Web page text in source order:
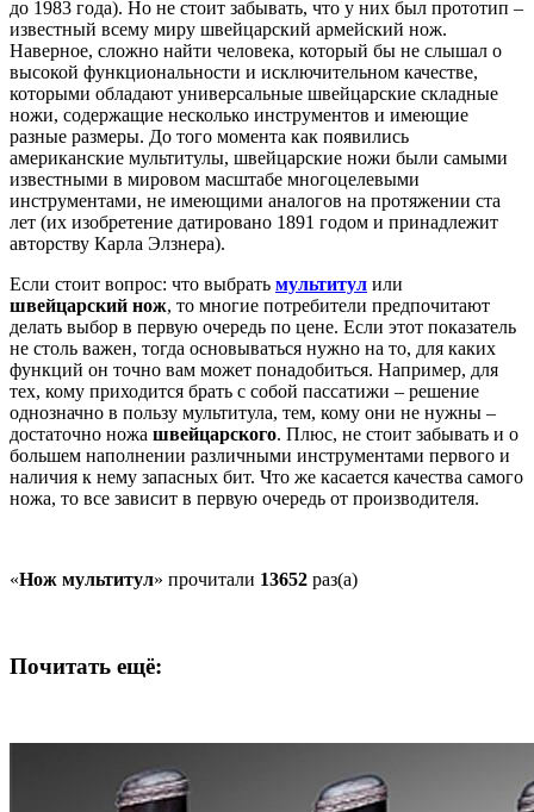
до 1983 года). Но не стоит забывать, что у них был прототип –
известный всему миру швейцарский армейский нож.
Наверное, сложно найти человека, который бы не слышал о
высокой функциональности и исключительном качестве,
которыми обладают универсальные швейцарские складные
ножи, содержащие несколько инструментов и имеющие
разные размеры. До того момента как появились
американские мультитулы, швейцарские ножи были самыми
известными в мировом масштабе многоцелевыми
инструментами, не имеющими аналогов на протяжении ста
лет (их изобретение датировано 1891 годом и принадлежит
авторству Карла Элзнера).
Если стоит вопрос: что выбрать мультитул или
швейцарский нож, то многие потребители предпочитают
делать выбор в первую очередь по цене. Если этот показатель
не столь важен, тогда основываться нужно на то, для каких
функций он точно вам может понадобиться. Например, для
тех, кому приходится брать с собой пассатижи – решение
однозначно в пользу мультитула, тем, кому они не нужны –
достаточно ножа швейцарского. Плюс, не стоит забывать и о
большем наполнении различными инструментами первого и
наличия к нему запасных бит. Что же касается качества самого
ножа, то все зависит в первую очередь от производителя.
«Нож мультитул» прочитали 13652 раз(а)
Почитать ещё: